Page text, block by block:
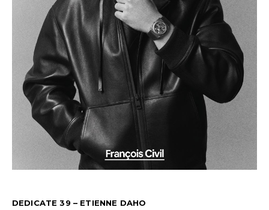
DEDICATE 39 – ETIENNE DAHO